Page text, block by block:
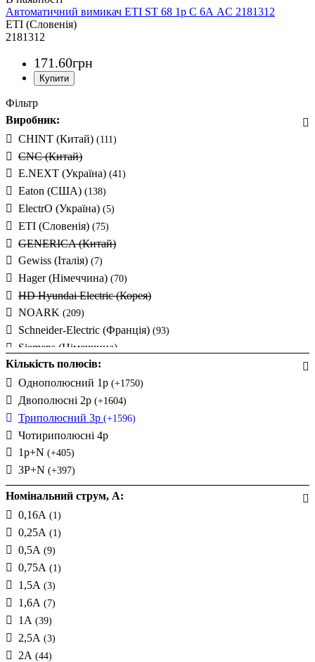
Автоматичний вимикач ETI ST 68 1p C 6А AC 2181312
ETI (Словенія)
2181312
171.60грн
Фільтр
Виробник:
CHINT (Китай) (111)
CNC (Китай)
E.NEXT (Україна) (41)
Eaton (США) (138)
ElectrO (Україна) (5)
ETI (Словенія) (75)
GENERICA (Китай)
Gewiss (Італія) (7)
Hager (Німеччина) (70)
HD Hyundai Electric (Корея)
NOARK (209)
Schneider-Electric (Франція) (93)
Siemens (Німеччина)
Takel (УкраЇна)(10)
Technosystems (Україна)(24)
UEC (Україна) (27)
UEK (Україна)(24)
АСКО-УКРЕМ (Україна)
Промфактор
Кількість полюсів:
Однополюсний 1p (+1750)
Двополюсні 2p (+1604)
Триполюсний 3p (+1596)
Чотириполюсні 4p
1p+N (+405)
3P+N (+397)
Номінальний струм, А:
0,16А (1)
0,25А (1)
0,5А (9)
0,75А (1)
1,5А (3)
1,6А (7)
1А (39)
2,5А (3)
2А (44)